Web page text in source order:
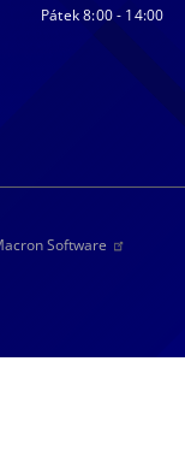
Pátek 8:00 - 14:00
Software